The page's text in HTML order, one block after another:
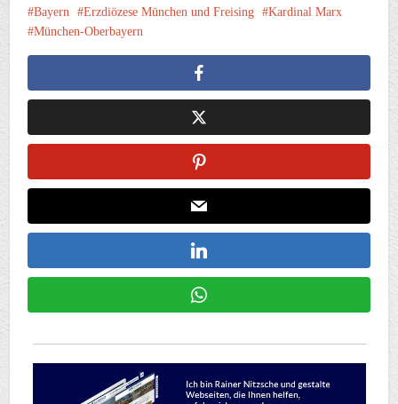
Bayern Erzdiözese München und Freising
Kardinal Marx
München-Oberbayern